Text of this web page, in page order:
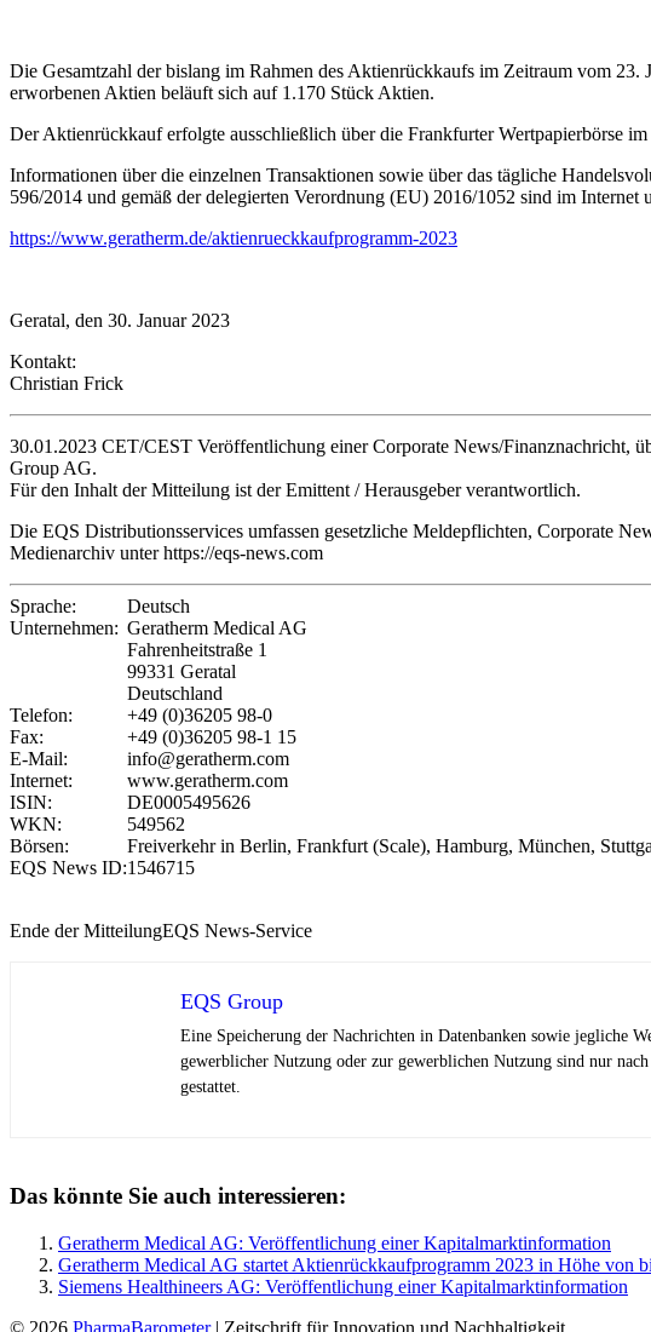
Die Gesamtzahl der bislang im Rahmen des Aktienrückkaufs im Zeitraum vom 23.
erworbenen Aktien beläuft sich auf 1.170 Stück Aktien.
Der Aktienrückkauf erfolgte ausschließlich über die Frankfurter Wertpapierbörse
Informationen über die einzelnen Transaktionen sowie über das tägliche
596/2014 und gemäß der delegierten Verordnung (EU) 2016/1052 sind im
https://www.geratherm.de/aktienrueckkaufprogramm-2023
Geratal, den 30. Januar 2023
Kontakt:
Christian Frick
30.01.2023 CET/CEST Veröffentlichung einer Corporate News/Finanznachricht,
Group AG.
Für den Inhalt der Mitteilung ist der Emittent / Herausgeber verantwortlich.
Die EQS Distributionsservices umfassen gesetzliche Meldepflichten, Corporate
Medienarchiv unter https://eqs-news.com
Sprache:
Deutsch
Unternehmen: Geratherm Medical AG
Fahrenheitstraße 1
99331 Geratal
Deutschland
Telefon:
+49 (0)36205 98-0
Fax:
+49 (0)36205 98-1 15
E-Mail:
info@geratherm.com
Internet:
www.geratherm.com
ISIN:
DE0005495626
WKN:
549562
Börsen:
Freiverkehr in Berlin, Frankfurt (Scale), Hamburg, München,
EQS News ID:1546715
Ende der MitteilungEQS News-Service
EQS Group
Eine Speicherung der Nachrichten in Datenbanken sowie jegliche
gewerblicher Nutzung oder zur gewerblichen Nutzung sind nur
gestattet.
Das könnte Sie auch interessieren:
Geratherm Medical AG: Veröffentlichung einer Kapitalmarktinformation
Geratherm Medical AG startet Aktienrückkaufprogramm 2023 in Höhe von
Siemens Healthineers AG: Veröffentlichung einer Kapitalmarktinformation
© 2026 PharmaBarometer| Zeitschrift für Innovation und Nachhaltigkeit.